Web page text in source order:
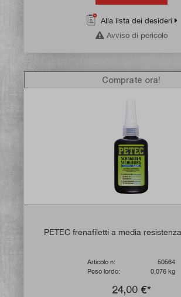
Alla lista dei desideri
Avviso di pericolo
PETEC frenafiletti a media
Articolo n:
50564
Peso lordo:
0,076 kg
24,00 €*
Comprate ora!